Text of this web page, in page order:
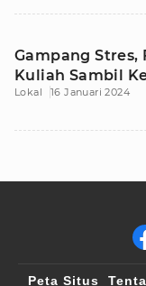
Gampang Stres,
Kuliah Sambil
Lokal 16 Januari 2024
Peta Situs